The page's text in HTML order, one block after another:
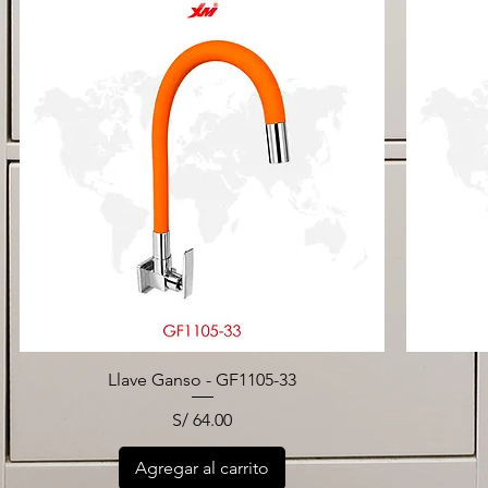
Llave Ganso - GF1105-33
Precio
S/ 64.00
Agregar al carrito